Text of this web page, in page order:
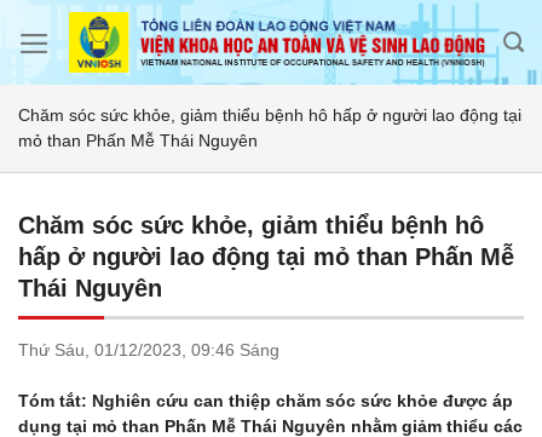
Chăm sóc sức khỏe, giảm thiểu bệnh hô hấp ở người lao động tại
mỏ than Phấn Mễ Thái Nguyên
Chăm sóc sức khỏe, giảm thiểu bệnh hô
hấp ở người lao động tại mỏ than Phấn Mễ
Thái Nguyên
Thứ Sáu, 01/12/2023, 09:46 Sáng
Tóm tắt: Nghiên cứu can thiệp chăm sóc sức khỏe được áp
dụng tại mỏ than Phấn Mễ Thái Nguyên nhằm giảm thiểu các